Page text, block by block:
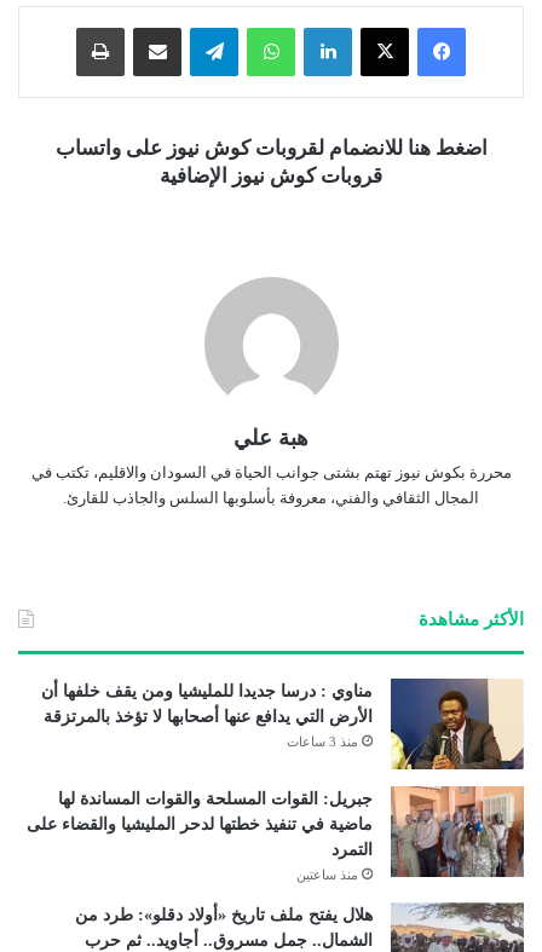
فيسبوك ‫X لينكدإن واتساب تيلقرام
اضغط هنا للانضمام لقروبات كوش نيوز على واتساب
قروبات كوش نيوز الإضافية
هبة علي
محررة بكوش نيوز تهتم بشتى جوانب الحياة في السودان والاقليم، تكتب في
المجال الثقافي والفني، معروفة بأسلوبها السلس والجاذب للقارئ.
الأكثر مشاهدة
مناوي : درسا جديدا للمليشيا ومن يقف خلفها أن
الأرض التي يدافع عنها أصحابها لا تؤخذ بالمرتزقة
منذ 3 ساعات
جبريل: القوات المسلحة والقوات المساندة لها
ماضية في تنفيذ خطتها لدحر المليشيا والقضاء على
التمرد
منذ ساعتين
هلال يفتح ملف تاريخ «أولاد دقلو»: طرد من
الشمال.. جمل مسروق.. أجاويد.. ثم حرب